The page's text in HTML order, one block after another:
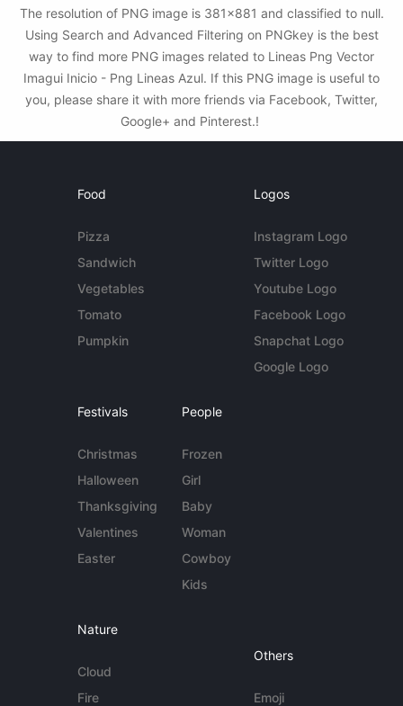
The resolution of PNG image is 381x881 and classified to null.
Using Search and Advanced Filtering on PNGkey is the best
way to find more PNG images related to Lineas Png Vector
Imagui Inicio - Png Lineas Azul. If this PNG image is useful to
you, please share it with more friends via Facebook, Twitter,
Google+ and Pinterest.!
Food
Pizza
Sandwich
Vegetables
Tomato
Pumpkin
Logos
Instagram Logo
Twitter Logo
Youtube Logo
Facebook Logo
Snapchat Logo
Google Logo
Festivals
Christmas
Halloween
Thanksgiving
Valentines
Easter
People
Frozen
Girl
Baby
Woman
Cowboy
Kids
Nature
Cloud
Fire
Others
Emoji